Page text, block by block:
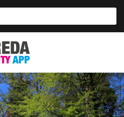
Breda
City
App